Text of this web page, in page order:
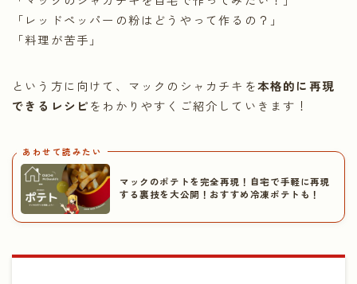
「レッドペッパーの粉はどうやって作るの？」
「料理が苦手」
という方に向けて、マックのシャカチキを本格的に再現
できるレシピをわかりやすくご紹介していきます！
あわせて読みたい
マックのポテトを完全再現！自宅で手軽に再現
する裏技を大公開！おすすめ冷凍ポテトも！